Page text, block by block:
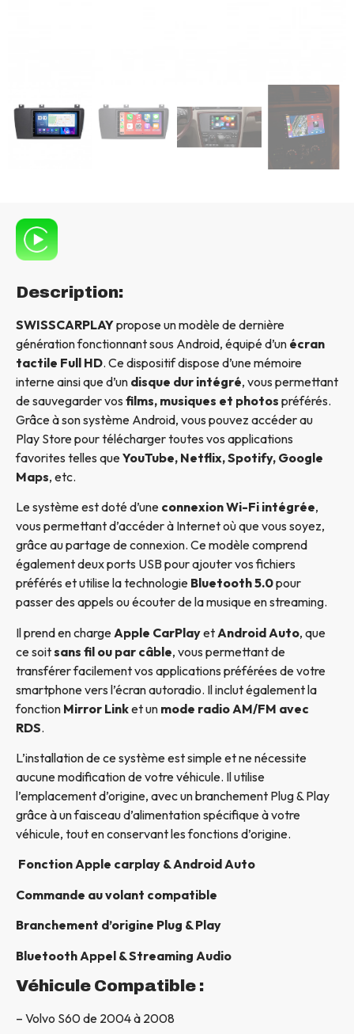
Description:
SWISSCARPLAYpropose un modèle de dernière
génération fonctionnant sous Android, équipé d’un écran
tactile Full HD. Ce dispositif dispose d’une mémoire
interne ainsi que d’un disque dur intégré, vous permettant
de sauvegarder vos films, musiques et photos préférés.
Grâce à son système Android, vous pouvez accéder au
Play Store pour télécharger toutes vos applications
favorites telles queYouTube, Netflix, Spotify, Google
Maps, etc.
Le système est doté d’une connexion Wi-Fi intégrée,
vous permettant d’accéder à Internet où que vous soyez,
grâce au partage de connexion. Ce modèle comprend
également deux ports USB pour ajouter vos fichiers
préférés et utilise la technologie Bluetooth 5.0pour
passer des appels ou écouter de la musique en streaming.
Il prend en charge Apple CarPlayet Android Auto, que
ce soitsans fil ou par câble, vous permettant de
transférer facilement vos applications préférées de votre
smartphone vers l’écran autoradio. Il inclut également la
fonction Mirror Linket un mode radio AM/FM avec
RDS.
L’installation de ce système est simple et ne nécessite
aucune modification de votre véhicule. Il utilise
l’emplacement d’origine, avec un branchement Plug & Play
grâce à un faisceau d’alimentation spécifique à votre
véhicule, tout en conservant les fonctions d’origine.
Fonction Apple carplay & Android Auto
Commande au volant compatible
Branchement d’origine Plug & Play
Bluetooth Appel & Streaming Audio
Véhicule Compatible :
– Volvo S60 de 2004 à 2008